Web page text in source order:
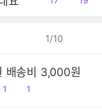
1/10
배송비 3,000원
공1
댓1